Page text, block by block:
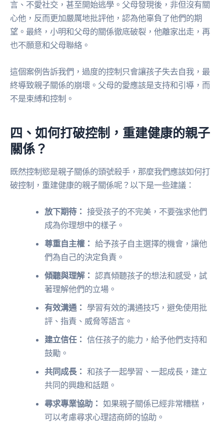
言、不愛社交，甚至開始逃學。父母發現後，非但沒有關
心他，反而更加嚴厲地批評他，認為他辜負了他們的期
望。最終，小明和父母的關係徹底破裂，他離家出走，再
也不願意和父母聯絡。
這個案例告訴我們，過度的控制只會讓孩子失去自我，最
終導致親子關係的崩壞。父母的愛應該是支持和引導，而
不是束縛和控制。
四、如何打破控制，重建健康的親子
關係？
既然控制慾是親子關係的頭號殺手，那麼我們應該如何打
破控制，重建健康的親子關係呢？以下是一些建議：
放下期待： 接受孩子的不完美，不要強求他們
成為你理想中的樣子。
尊重自主權： 給予孩子自主選擇的機會，讓他
們為自己的決定負責。
傾聽與理解： 認真傾聽孩子的想法和感受，試
著理解他們的立場。
有效溝通： 學習有效的溝通技巧，避免使用批
評、指責、威脅等語言。
建立信任： 信任孩子的能力，給予他們支持和
鼓勵。
共同成長： 和孩子一起學習、一起成長，建立
共同的興趣和話題。
尋求專業協助： 如果親子關係已經非常糟糕，
可以考慮尋求心理諮商師的協助。